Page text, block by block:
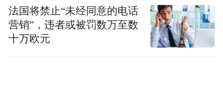
法国将禁止“未经同意的电话
营销”，违者或被罚数万至数
十万欧元